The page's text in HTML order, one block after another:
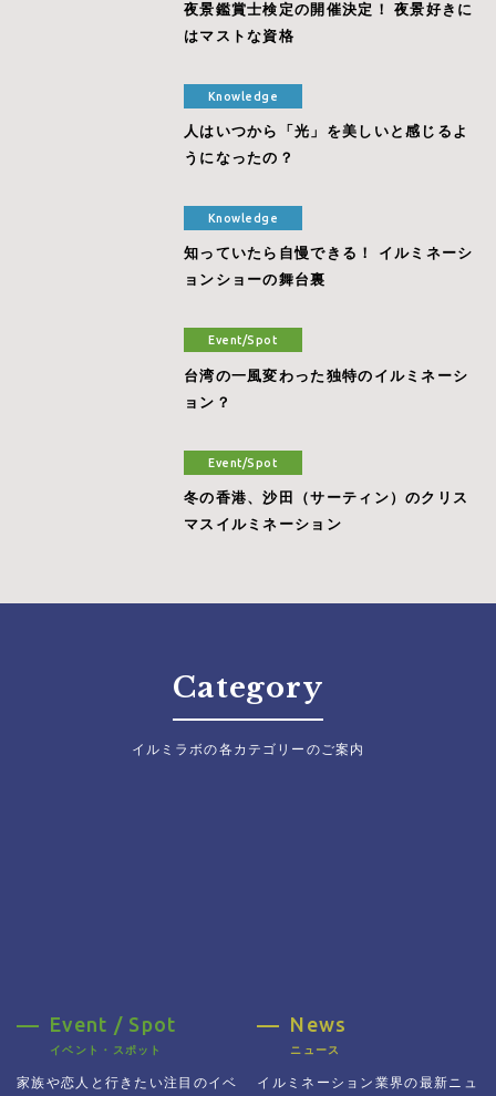
夜景鑑賞士検定の開催決定！ 夜景好きに
はマストな資格
Knowledge
人はいつから「光」を美しいと感じるよ
うになったの？
Knowledge
知っていたら自慢できる！ イルミネーシ
ョンショーの舞台裏
Event/Spot
台湾の一風変わった独特のイルミネーシ
ョン？
Event/Spot
冬の香港、沙田（サーティン）のクリス
マスイルミネーション
Category
イルミラボの各カテゴリーのご案内
Event / Spot
イベント・スポット
家族や恋人と行きたい注目のイベ
News
ニュース
イルミネーション業界の最新ニュ